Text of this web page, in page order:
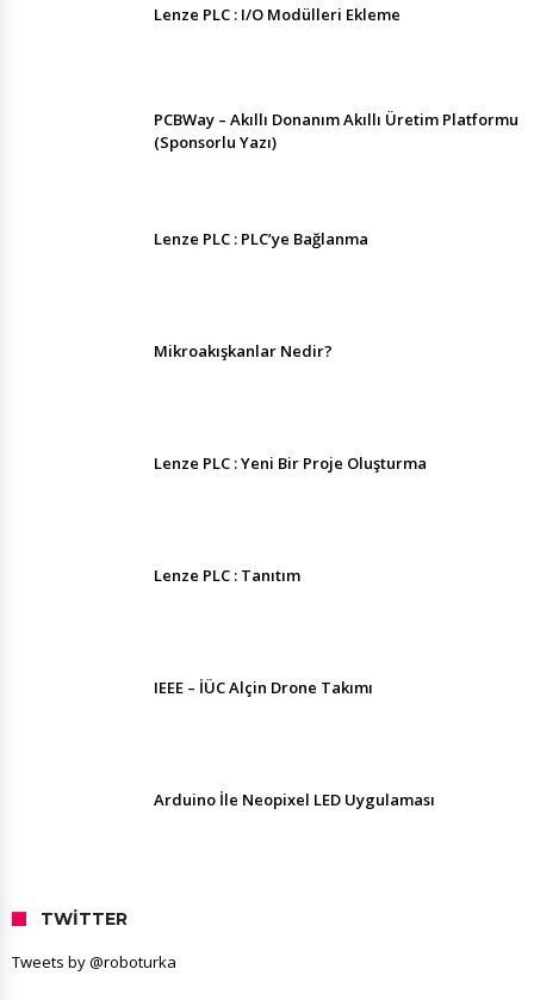
Lenze PLC : I/O Modülleri Ekleme
PCBWay – Akıllı Donanım Akıllı Üretim Platformu
(Sponsorlu Yazı)
Lenze PLC : PLC’ye Bağlanma
Mikroakışkanlar Nedir?
Lenze PLC : Yeni Bir Proje Oluşturma
Lenze PLC : Tanıtım
IEEE – İÜC Alçin Drone Takımı
Arduino İle Neopixel LED Uygulaması
TWITTER
Tweets by @roboturka